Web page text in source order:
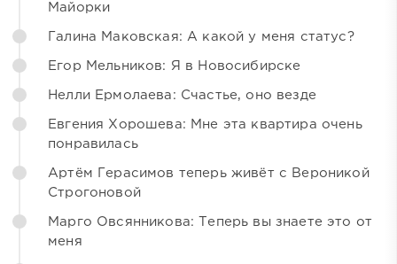
Майорки
Галина Маковская: А какой у меня статус?
Егор Мельников: Я в Новосибирске
Нелли Ермолаева: Счастье, оно везде
Евгения Хорошева: Мне эта квартира очень
понравилась
Артём Герасимов теперь живёт с Вероникой
Строгоновой
Марго Овсянникова: Теперь вы знаете это от
меня